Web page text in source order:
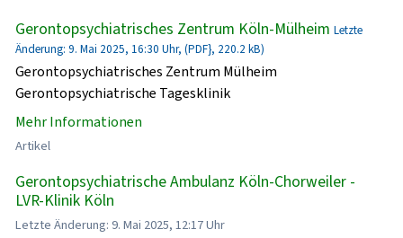
Gerontopsychiatrisches Zentrum Köln-Mülheim Letzte
Änderung: 9. Mai 2025, 16:30 Uhr, (PDF}, 220.2 kB)
Gerontopsychiatrisches Zentrum Mülheim
Gerontopsychiatrische Tagesklinik
Mehr Informationen
Artikel
Gerontopsychiatrische Ambulanz Köln-Chorweiler -
LVR-Klinik Köln
Letzte Änderung: 9. Mai 2025, 12:17 Uhr